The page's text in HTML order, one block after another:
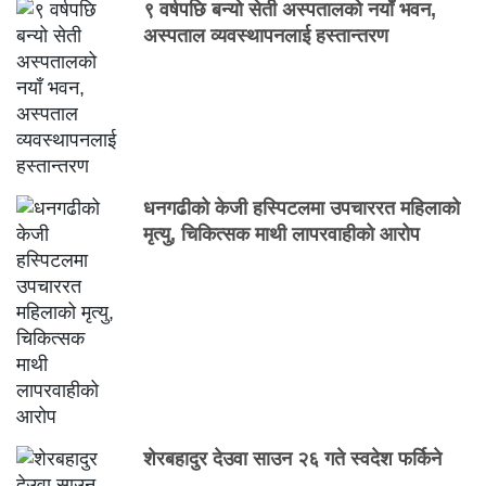
९ वर्षपछि बन्यो सेती अस्पतालको नयाँ भवन,
अस्पताल व्यवस्थापनलाई हस्तान्तरण
धनगढीको केजी हस्पिटलमा उपचाररत महिलाको
मृत्यु, चिकित्सक माथी लापरवाहीको आरोप
शेरबहादुर देउवा साउन २६ गते स्वदेश फर्किने